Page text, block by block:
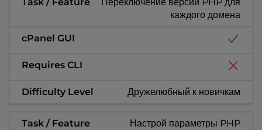
Переключение версий PHP для
каждого домена
Дружелюбный к новичкам
Настрой параметры PHP